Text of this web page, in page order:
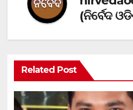
(ନିର୍ବେଦ
Related Post